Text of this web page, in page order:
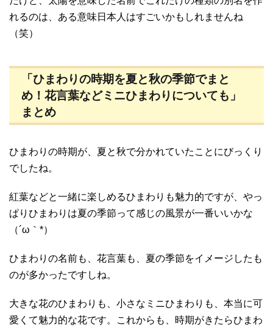
れるのは、ある意味日本人はすごいかもしれませんね
（笑）
「ひまわりの時期を夏と秋の季節でまと
め！花言葉などミニひまわりについても」
まとめ
ひまわりの時期が、夏と秋で分かれていたことにびっくり
でしたね。
紅葉などと一緒に楽しめるひまわりも魅力的ですが、やっ
ぱりひまわりは夏の季節って感じの風景が一番いいかな
（´ω｀*）
ひまわりの名前も、花言葉も、夏の季節をイメージしたも
のが多かったですしね。
大きな花のひまわりも、小さなミニひまわりも、本当に可
愛くて魅力的な花です。これからも、時期がきたらひまわ